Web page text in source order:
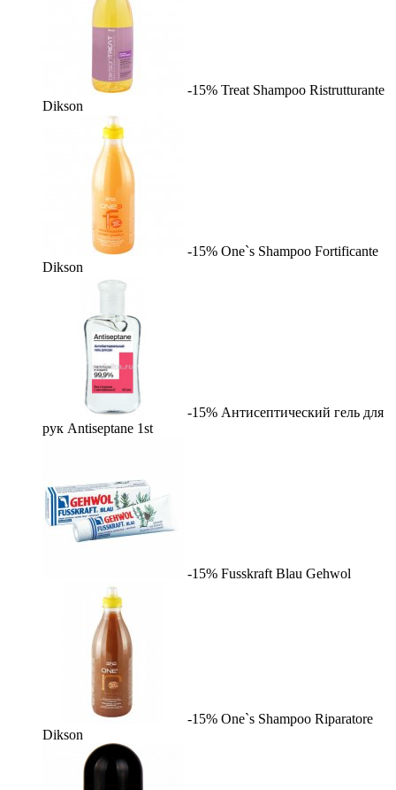
-15% Treat Shampoo Ristrutturante
Dikson
-15% One`s Shampoo Fortificante
Dikson
-15% Антисептический гель для
рук Antiseptane 1st
-15% Fusskraft Blau Gehwol
-15% One`s Shampoo Riparatore
Dikson